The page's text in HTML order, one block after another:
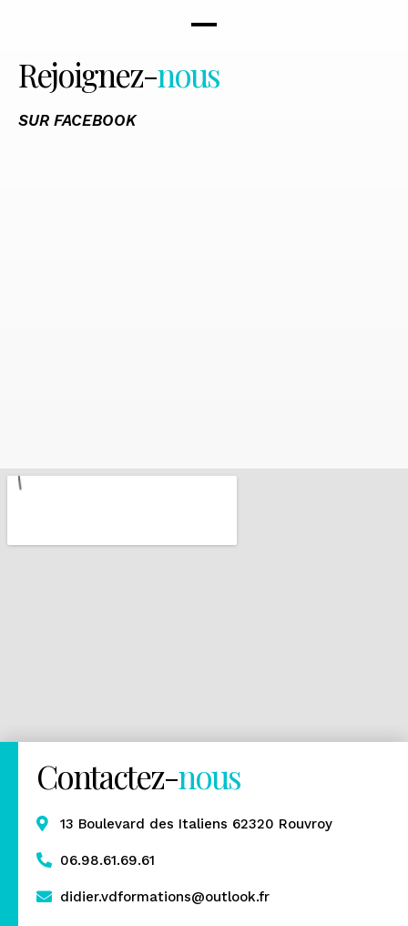
Rejoignez-nous
SUR FACEBOOK
Contactez-nous
13 Boulevard des Italiens 62320 Rouvroy
06.98.61.69.61
didier.vdformations@outlook.fr